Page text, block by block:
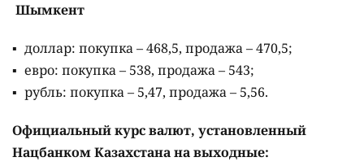
Шымкент
доллар: покупка – 468,5, продажа – 470,5;
евро: покупка – 538, продажа – 543;
рубль: покупка – 5,47, продажа – 5,56.
Официальный курс валют, установленный
Нацбанком Казахстана на выходные: